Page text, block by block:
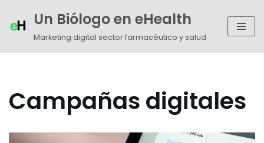
Saltar
Un Biólogo en eHealth
Marketing digital sector farmacéutico y salud
Campañas digitales